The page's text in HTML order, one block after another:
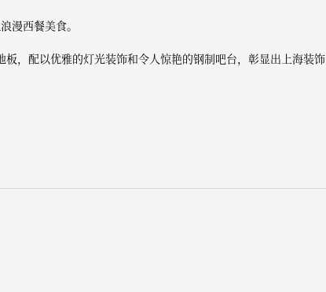
漫西餐美食。
，配以优雅的灯光装饰和令人惊艳的钢制吧台，彰显出上海装饰